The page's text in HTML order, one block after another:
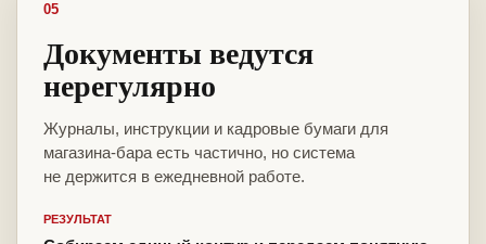
05
Документы ведутся
нерегулярно
Журналы, инструкции и кадровые бумаги для
магазина-бара есть частично, но система
не держится в ежедневной работе.
РЕЗУЛЬТАТ